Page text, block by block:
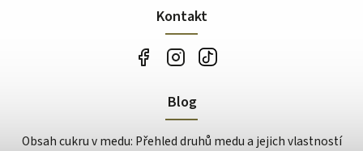
Kontakt
Blog
Obsah cukru v medu: Přehled druhů medu a jejich vlastností